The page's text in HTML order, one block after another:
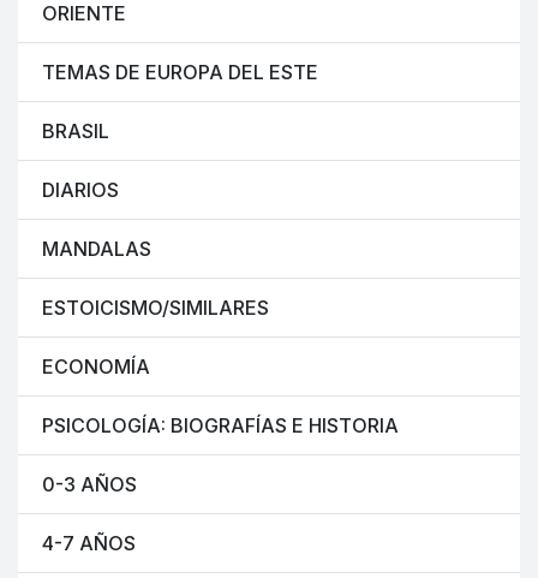
ORIENTE
TEMAS DE EUROPA DEL ESTE
BRASIL
DIARIOS
MANDALAS
ESTOICISMO/SIMILARES
ECONOMÍA
PSICOLOGÍA: BIOGRAFÍAS E HISTORIA
0-3 AÑOS
4-7 AÑOS